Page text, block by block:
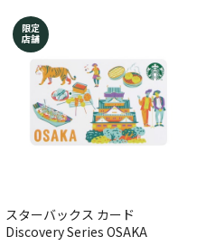
限定
店舗
スターバックス カード
Discovery Series OSAKA